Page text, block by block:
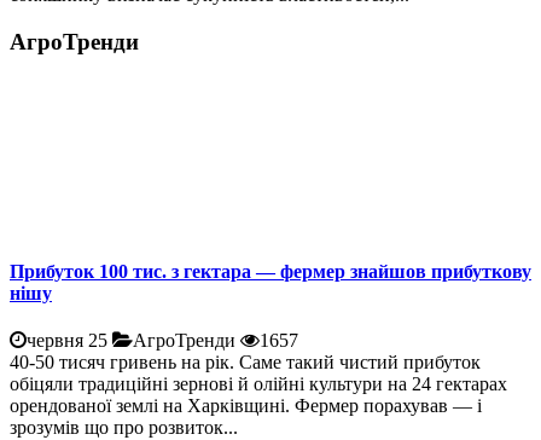
АгроТренди
Прибуток 100 тис. з гектара — фермер знайшов прибуткову
нішу
червня 25 АгроТренди
1657
40-50 тисяч гривень на рік. Саме такий чистий прибуток
обіцяли традиційні зернові й олійні культури на 24 гектарах
орендованої землі на Харківщині. Фермер порахував — і
зрозумів що про розвиток...